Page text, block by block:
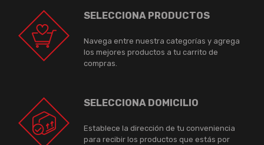
SELECCIONA PRODUCTOS
Navega entre nuestra categorías y agrega
los mejores productos a tu carrito de
compras.
SELECCIONA DOMICILIO
Establece la dirección de tu conveniencia
para recibir los productos que estás por